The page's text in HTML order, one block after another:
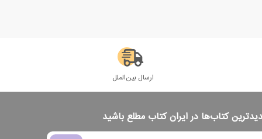
ارسال بین‌الملل
کتاب‌ها در ایران کتاب مطلع باشید